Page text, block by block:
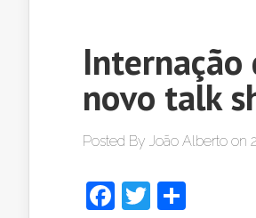
Internação
novo talk
Posted By João Alberto on
Facebook
Twitter